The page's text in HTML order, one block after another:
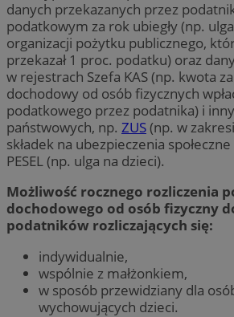
danych przekazanych przez
podatkowym za rok ubiegły (np.
organizacji pożytku publicznego,
przekazał 1 proc. podatku) oraz
w rejestrach Szefa KAS (np. kwota
dochodowy od osób fizycznych
podatkowego przez podatnika) i
państwowych, np. ZUS(np. w
składek na ubezpieczenia
PESEL (np. ulga na dzieci).
Możliwość rocznego rozliczenia
dochodowego od osób fizyczny
podatników rozliczających się:
indywidualnie,
wspólnie z małżonkiem,
w sposób przewidziany dla
wychowujących dzieci.